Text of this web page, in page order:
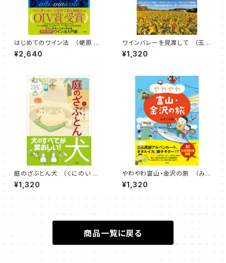
はじめてのワイン法 （蛯原 健
介 著）
¥2,640
ワインバレーを見渡して （玉村
豊男 著）
¥1,320
庭のざぶとん犬 （くにのい あ
いこ 著）
¥1,320
やわやわ富山・金沢の旅 （みや
こ小路 著）
¥1,320
商品一覧に戻る